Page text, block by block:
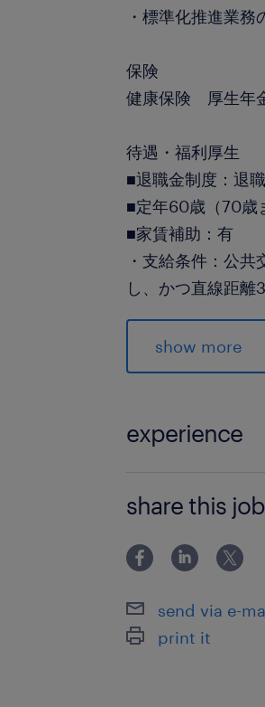
・標準化推進業務
保険
健康保険 厚生年
待遇・福利厚生
■退職金制度：退
■定年60歳（70歳
■家賃補助：有
・支給条件：公
し、かつ直線距
・支給上限：独身
（単身赴任）＝4
■引越し手当：家
休日休暇
完全週休2日制（
夏期休暇（9日）
給与
年収360 ～ 800万
show more
experience
術の知識及び3年
部品に関する全
全(電気・制御関係
share this
send via e-
print it